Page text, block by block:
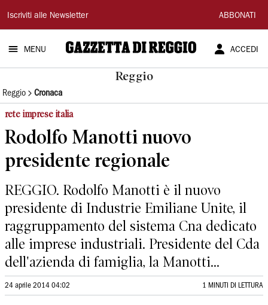
Gazzetta
di
Reggio
Iscriviti alle Newsletter ABBONATI
MENU ACCEDI
Reggio
Reggio Cronaca
rete imprese italia
Rodolfo Manotti nuovo
presidente regionale
REGGIO. Rodolfo Manotti è il nuovo
presidente di Industrie Emiliane Unite, il
raggruppamento del sistema Cna dedicato
alle imprese industriali. Presidente del Cda
dell'azienda di famiglia, la Manotti...
24 aprile 2014 04:02 1 MINUTI DI LETTURA